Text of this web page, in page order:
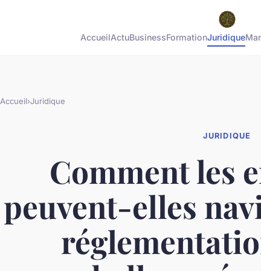
AccueilActuBusinessFormationJuridique
Accueil›Juridique
JURIDIQUE
Comment les
peuvent-elles